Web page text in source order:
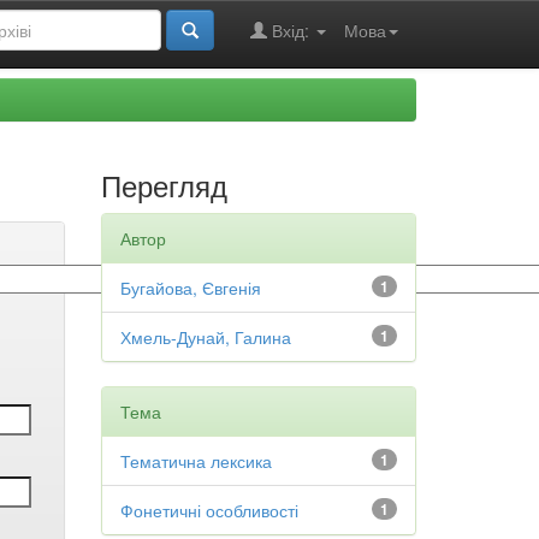
Мова
Вхід:
Перегляд
Автор
1
Бугайова, Євгенія
1
Хмель-Дунай, Галина
Тема
1
Тематична лексика
1
Фонетичні особливості